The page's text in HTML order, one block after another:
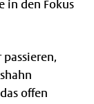
in den Fokus
offen